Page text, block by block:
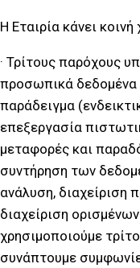
Η Εταιρία κάνει
· Τρίτους παρόχους
προσωπικά δεδομένα
παράδειγμα
επεξεργασία
μεταφορές και
συντήρηση των
ανάλυση, διαχείριση
διαχείριση
χρησιμοποιούμε
συνάπτουμε